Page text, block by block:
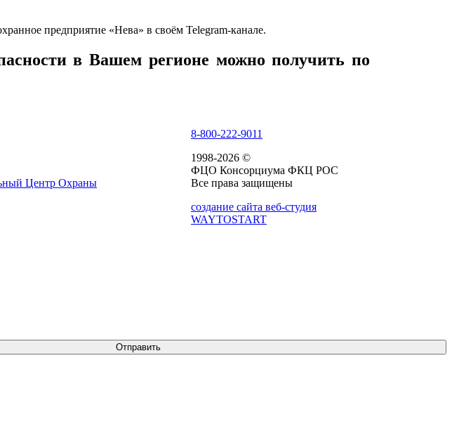
предприятие «Нева» в своём Telegram-канале.
в Вашем регионе можно получить по
8-800-222-9011
1998-2026 ©
ФЦО Консорциума ФКЦ РОС
Все права защищены
создание сайта веб-студия
WAYTOSTART
Отправить